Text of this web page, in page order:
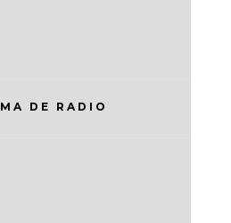
DE RADIO